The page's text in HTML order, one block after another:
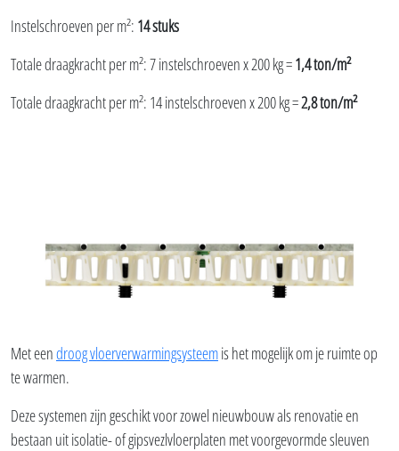
Instelschroeven per m²: 14 stuks
Totale draagkracht per m²: 7 instelschroeven x 200 kg =1,4 ton/m²
Totale draagkracht per m²: 14 instelschroeven x 200 kg =2,8 ton/m²
Met eendroog vloerverwarmingsysteemis het mogelijk om je ruimte op
te warmen.
Deze systemen zijn geschikt voor zowel nieuwbouw als renovatie en
bestaan uit isolatie- of gipsvezlvloerplaten met voorgevormde sleuven